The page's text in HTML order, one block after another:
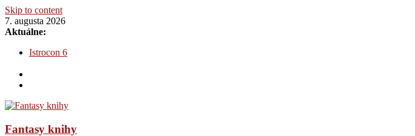
Skip to content
7. augusta 2026
Aktuálne:
Katja – Prebudená mágia: Na hrane rozprávky
Fantasy knihy